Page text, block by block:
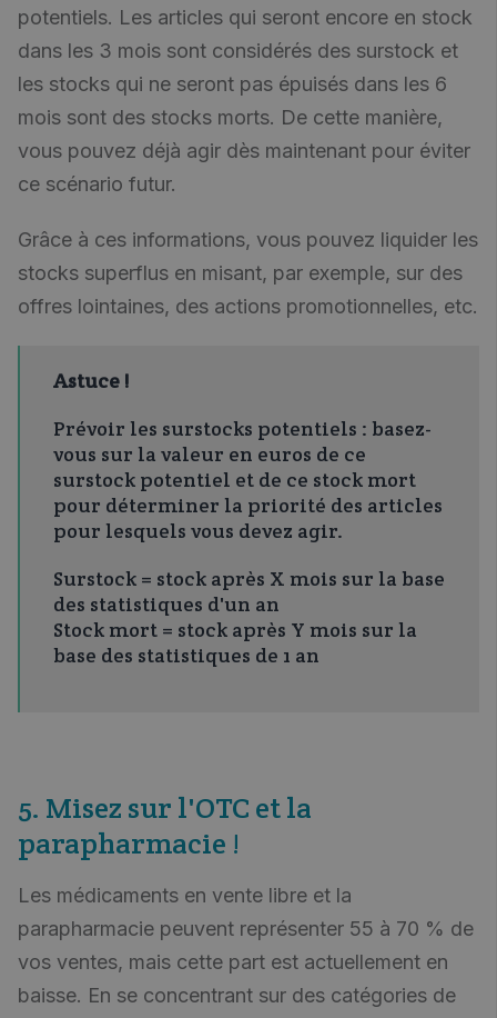
potentiels. Les articles qui seront encore en stock
dans les 3 mois sont considérés des surstock et
les stocks qui ne seront pas épuisés dans les 6
mois sont des stocks morts. De cette manière,
vous pouvez déjà agir dès maintenant pour éviter
ce scénario futur.
Grâce à ces informations, vous pouvez liquider les
stocks superflus en misant, par exemple, sur des
offres lointaines, des actions promotionnelles, etc.
Astuce !
Prévoir les surstocks potentiels : basez-
vous sur la valeur en euros de ce
surstock potentiel et de ce stock mort
pour déterminer la priorité des articles
pour lesquels vous devez agir.
Surstock = stock après X mois sur la base
des statistiques d'un an
Stock mort = stock après Y mois sur la
base des statistiques de 1 an
5. Misez sur l'OTC et la
parapharmacie !
Les médicaments en vente libre et la
parapharmacie peuvent représenter 55 à 70 % de
vos ventes, mais cette part est actuellement en
baisse. En se concentrant sur des catégories de